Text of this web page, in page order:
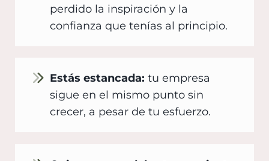
perdido la inspiración y la
confianza que tenías al principio.
Estás estancada: tu empresa
sigue en el mismo punto sin
crecer, a pesar de tu esfuerzo.